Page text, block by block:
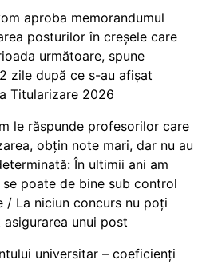
aproba memorandumul
posturilor în creșele care
următoare, spune
zile după ce s-au afișat
Titularizare 2026
le răspunde profesorilor care
obțin note mari, dar nu au
În ultimii ani am
poate de bine sub control
/ La niciun concurs nu poți
unui post
universitar – coeficienți